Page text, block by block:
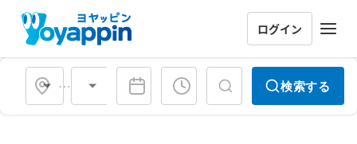
ログイン
会場タイプ 検索する